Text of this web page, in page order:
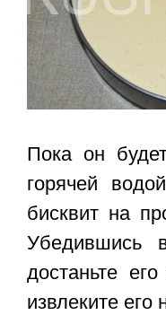
Пока он
горячей
бисквит на
Убедившись
достаньте
извлеките его